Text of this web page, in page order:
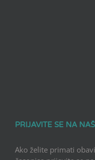
PRIJAVITE SE NA
Ako želite primati